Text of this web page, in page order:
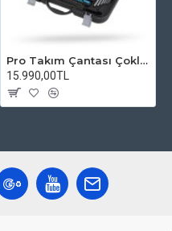
Pro Takım Çantası Çoklu Tamir Seti
15.990,00TL